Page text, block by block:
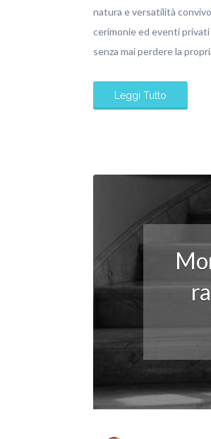
natura e versatilità
cerimonie ed eventi
senza mai perdere la
Leggi Tutto